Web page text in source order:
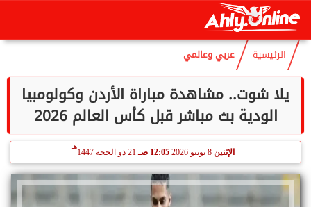
السبت
الرئيسية عربي وعالمي
يلا شوت.. مشاهدة مباراة الأردن وكولومبيا
الودية بث مباشر قبل كأس العالم 2026
الإثنين 8 يونيو 2026 12:05 صـ 21 ذو الحجة 1447
هـ